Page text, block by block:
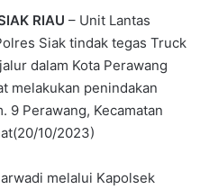
RIAU – Unit Lantas
Siak tindak tegas Truck
dalam Kota Perawang
melakukan penindakan
9 Perawang, Kecamatan
10/2023)
melalui Kapolsek